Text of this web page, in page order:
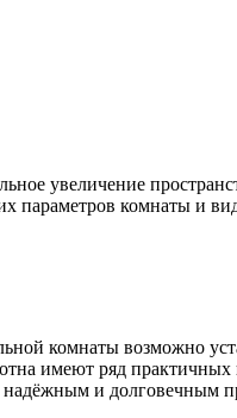
увеличение
комнаты и
комнаты возможно
имеют ряд
надёжным и долговечным